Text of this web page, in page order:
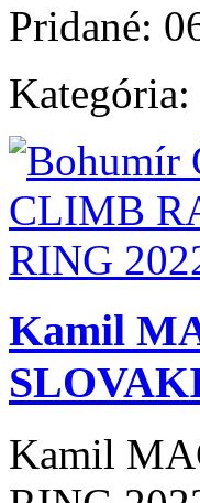
Pridané:
Kategória:
Kamil
Kamil